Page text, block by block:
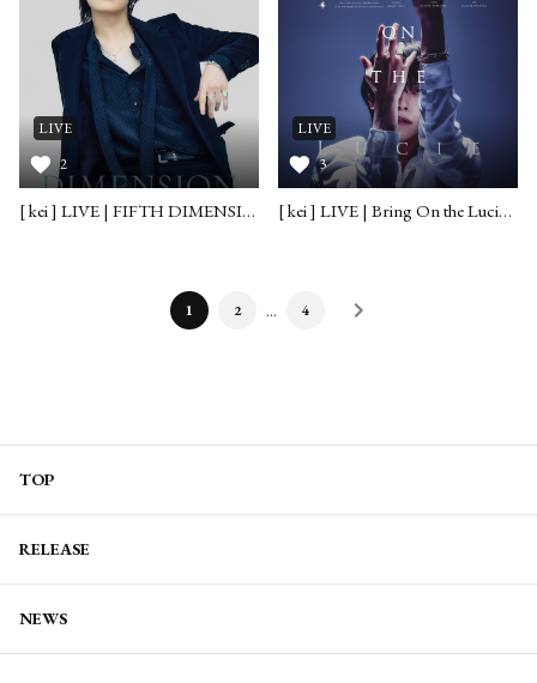
LIVE
2
[ kei ] LIVE | FIFTH DIMENSION -Air- 2025.04.03
LIVE
3
[ kei ] LIVE | Bring On the Lucie 2024.12.26
1 2 … 4
TOP
RELEASE
NEWS